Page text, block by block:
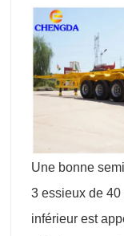
Une bonne
3 essieux de
inférieur est